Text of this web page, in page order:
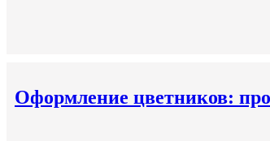
Оформление цветников: